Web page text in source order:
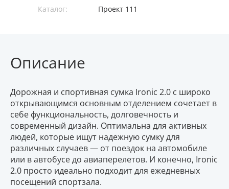
Каталог:
Проект 111
Описание
Дорожная и спортивная сумка Ironic 2.0 с широко
открывающимся основным отделением сочетает в
себе функциональность, долговечность и
современный дизайн. Оптимальна для активных
людей, которые ищут надежную сумку для
различных случаев — от поездок на автомобиле
или в автобусе до авиаперелетов. И конечно, Ironic
2.0 просто идеально подходит для ежедневных
посещений спортзала.